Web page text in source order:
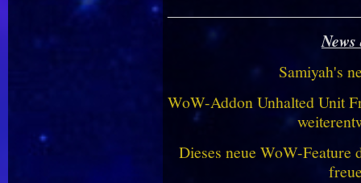
Samiyah's
WoW-Addon Unhalted Unit
Dieses neue WoW-